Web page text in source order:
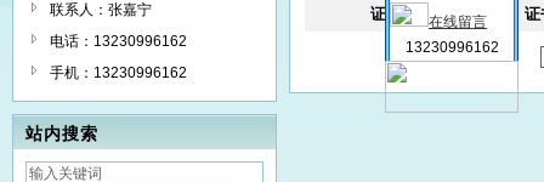
联系人：张嘉宁
电话：13230996162
手机：13230996162
站内搜索
证书 证
在线留言
13230996162